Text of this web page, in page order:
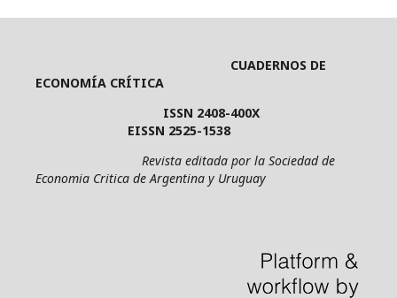
CUADERNOS DE
ECONOMÍA CRÍTICA
ISSN 2408-400X
EISSN 2525-1538
Revista editada por la Sociedad de
Economia Critica de Argentina y Uruguay